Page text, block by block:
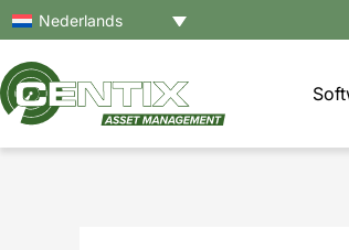
Ga
naar
de
inhoud
Nederlands